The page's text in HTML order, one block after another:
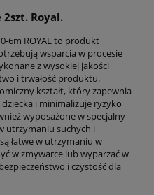
Royal.
6m ROYAL to produkt
wsparcia w procesie
z wysokiej jakości
i trwałość produktu.
kształt, który zapewnia
i minimalizuje ryzyko
wyposażone w specjalny
utrzymaniu suchych i
łatwe w utrzymaniu w
w zmywarce lub wyparzać w
i czystość dla